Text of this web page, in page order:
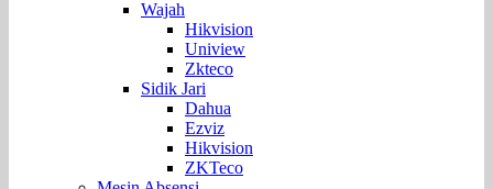
Wajah
Hikvision
Uniview
Zkteco
Sidik Jari
Dahua
Ezviz
Hikvision
ZKTeco